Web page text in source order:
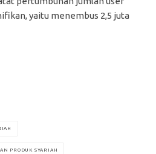
yaitu menembus 2,5 juta
PRODUK SYARIAH